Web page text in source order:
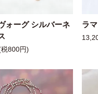
ォーグ シルバーネ
800円)
ラ